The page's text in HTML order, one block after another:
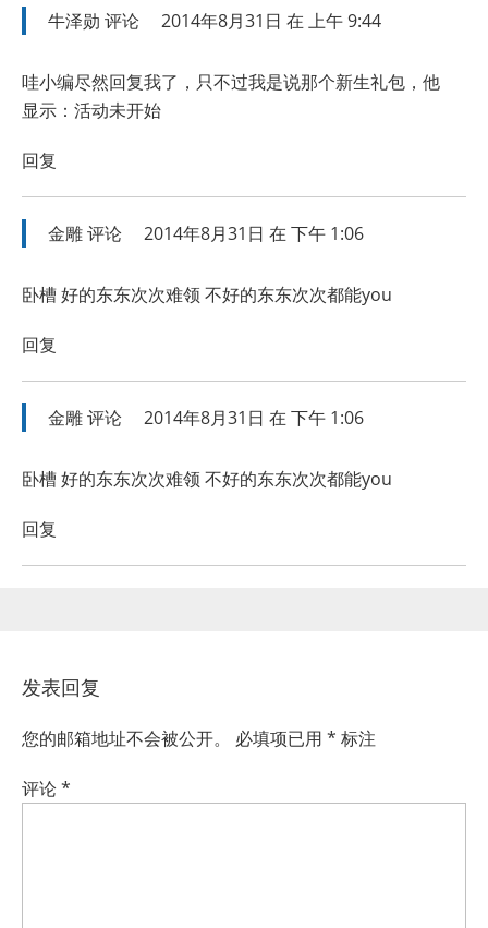
牛泽勋 评论 2014年8月31日 在 上午 9:44
哇小编尽然回复我了，只不过我是说那个新生礼包，他
显示：活动未开始
回复
金雕评论 2014年8月31日 在 下午 1:06
卧槽 好的东东次次难领 不好的东东次次都能you
回复
金雕评论 2014年8月31日 在 下午 1:06
卧槽 好的东东次次难领 不好的东东次次都能you
回复
发表回复
您的邮箱地址不会被公开。 必填项已用 * 标注
评论*